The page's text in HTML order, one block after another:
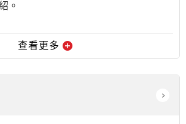
。
查看更多